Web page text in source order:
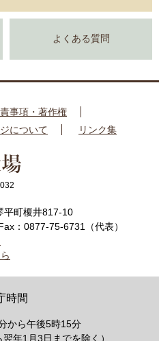
よくある質問
事項・著作権
について リンク集
町榎井817-10
：0877-75-6731（代表）
時間
から午後5時15分
年1月3日までを除く）